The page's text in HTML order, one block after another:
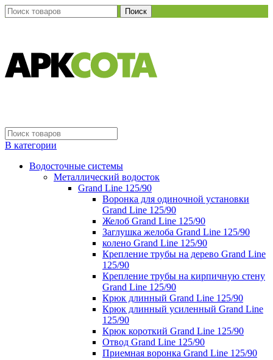
Поиск
В категории
Водосточные системы
Металлический водосток
Grand Line 125/90
Воронка для одиночной установки
Grand Line 125/90
Желоб Grand Line 125/90
Заглушка желоба Grand Line 125/90
колено Grand Line 125/90
Крепление трубы на дерево Grand Line
125/90
Крепление трубы на кирпичную стену
Grand Line 125/90
Крюк длинный Grand Line 125/90
Крюк длинный усиленный Grand Line
125/90
Крюк короткий Grand Line 125/90
Отвод Grand Line 125/90
Приемная воронка Grand Line 125/90